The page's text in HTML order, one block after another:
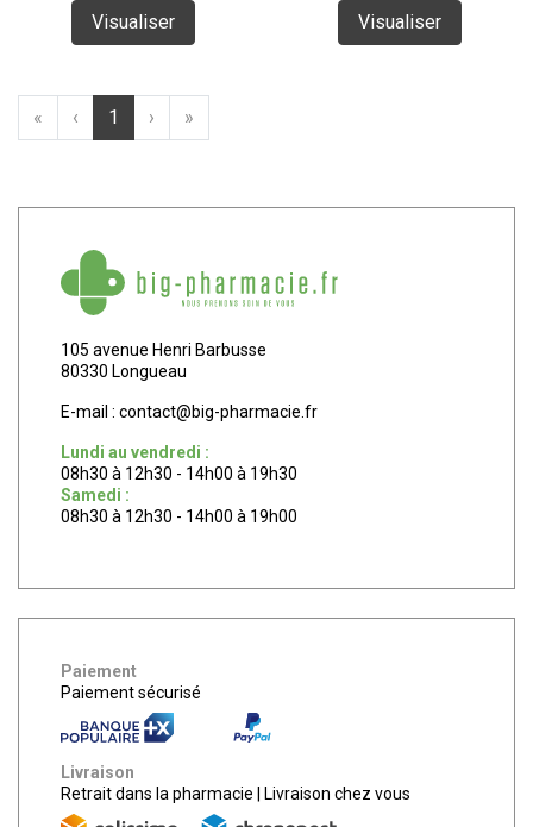
Visualiser Visualiser
« ‹ 1 › »
105 avenue Henri Barbusse
80330 Longueau
E-mail : contact@big-pharmacie.fr
Lundi au vendredi :
08h30 à 12h30 - 14h00 à 19h30
Samedi :
08h30 à 12h30 - 14h00 à 19h00
Paiement
Paiement sécurisé
Livraison
Retrait dans la pharmacie
Livraison chez vous